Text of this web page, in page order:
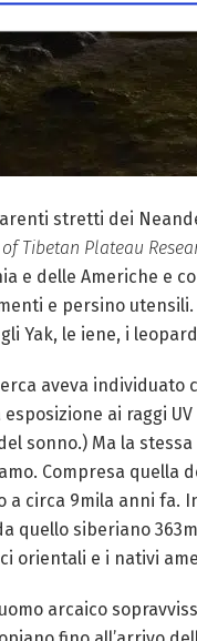
stretti dei
Tibetan Plateau
e delle Americhe e
e persino
gli Yak, le iene, i
aveva individuato
esposizione ai raggi
sonno.) Ma la
Compresa
circa 9mila anni fa.
quello siberiano
orientali e i nativi
arcaico